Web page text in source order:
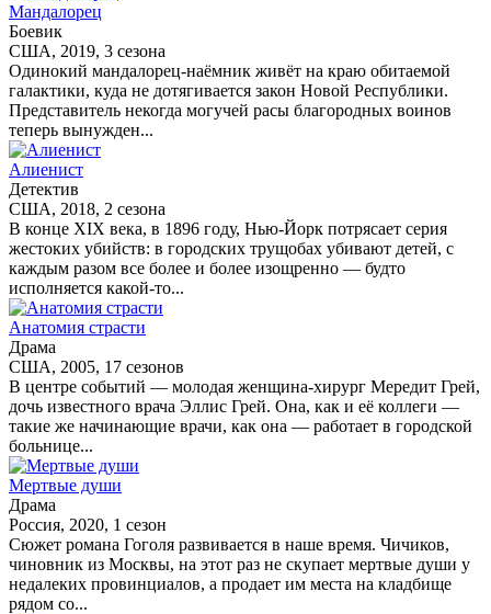
Мандалорец
Боевик
США, 2019, 3 сезона
Одинокий мандалорец-наёмник живёт на краю обитаемой
галактики, куда не дотягивается закон Новой Республики.
Представитель некогда могучей расы благородных воинов
теперь вынужден...
Алиенист
Детектив
США, 2018, 2 сезона
В конце XIX века, в 1896 году, Нью-Йорк потрясает серия
жестоких убийств: в городских трущобах убивают детей, с
каждым разом все более и более изощренно — будто
исполняется какой-то...
Анатомия страсти
Драма
США, 2005, 17 сезонов
В центре событий — молодая женщина-хирург Мередит Грей,
дочь известного врача Эллис Грей. Она, как и её коллеги —
такие же начинающие врачи, как она — работает в городской
больнице...
Мертвые души
Драма
Россия, 2020, 1 сезон
Сюжет романа Гоголя развивается в наше время. Чичиков,
чиновник из Москвы, на этот раз не скупает мертвые души у
недалеких провинциалов, а продает им места на кладбище
рядом со...